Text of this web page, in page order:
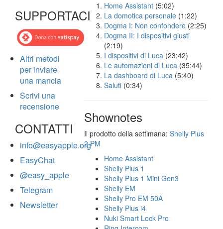
SUPPORTACI
Altri metodi
per inviare
una mancia
Scrivi una
recensione
CONTATTI
info@easyapple.org
EasyChat
@easy_apple
Telegram
Newsletter
Home Assistant (5:02)
La domotica personale (1:22)
Dogma I: Non confondere (2:25)
Dogma II: I dispositivi giusti
(2:19)
I dispositivi di Luca (23:42)
Le automazioni di Luca (35:44)
La dashboard di Luca (5:40)
Saluti (0:34)
Shownotes
Il prodotto della settimana:Shelly Plus
2 PM
Home Assistant
Shelly Plus 1
Shelly Plus 1 Mini Gen3
Shelly EM
Shelly Pro EM 50A
Shelly Plus i4
Nuki Smart Lock Pro